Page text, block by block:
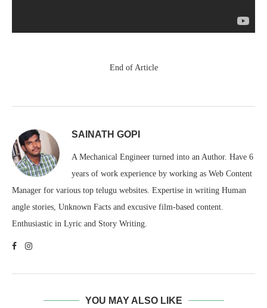
End of Article
SAINATH GOPI
A Mechanical Engineer turned into an Author. Have 6
years of work experience by working as Web Content
Manager for various top telugu websites. Expertise in writing Human
angle stories, Unknown Facts and excusive film-based content.
Enthusiastic in Lyric and Story Writing.
YOU MAY ALSO LIKE